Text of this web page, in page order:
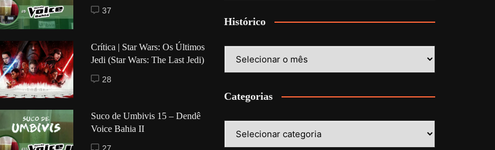
37
Crítica | Star Wars: Os Últimos
Jedi (Star Wars: The Last Jedi)
28
Suco de Umbivis 15 – Dendê
Voice Bahia II
27
Histórico
Categorias